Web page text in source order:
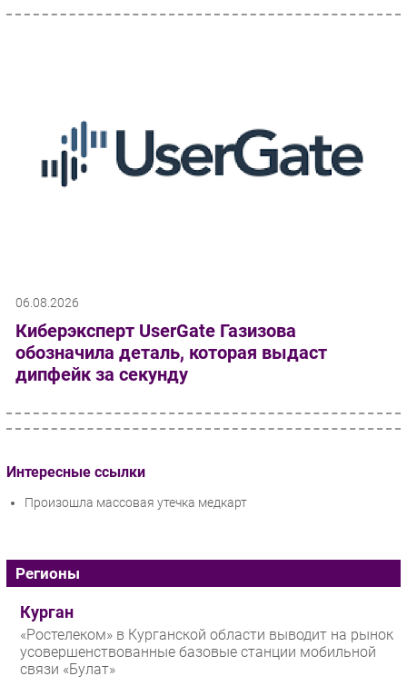
06.08.2026
Киберэксперт UserGate Газизова
обозначила деталь, которая выдаст
дипфейк за секунду
Интересные ссылки
Произошла массовая утечка медкарт
Регионы
Курган
«Ростелеком» в Курганской области выводит на рынок
усовершенствованные базовые станции мобильной
связи «Булат»